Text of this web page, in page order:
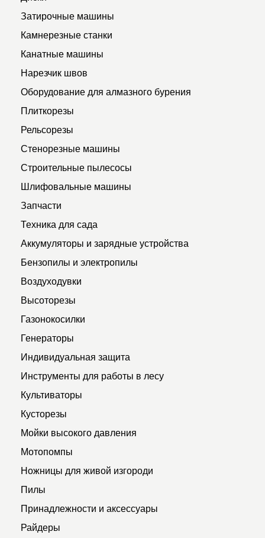
Затирочные машины
Камнерезные станки
Канатные машины
Нарезчик швов
Оборудование для алмазного бурения
Плиткорезы
Рельсорезы
Стенорезные машины
Строительные пылесосы
Шлифовальные машины
Запчасти
Техника для сада
Аккумуляторы и зарядные устройства
Бензопилы и электропилы
Воздуходувки
Высоторезы
Газонокосилки
Генераторы
Индивидуальная защита
Инструменты для работы в лесу
Культиваторы
Кусторезы
Мойки высокого давления
Мотопомпы
Ножницы для живой изгороди
Пилы
Принадлежности и аксессуары
Райдеры